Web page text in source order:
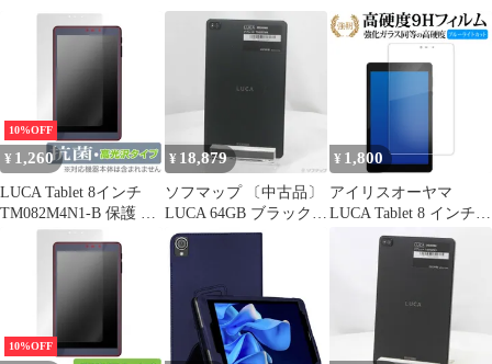
10%OFF
¥ 1,260
LUCA Tablet 8インチ
TM082M4N1-B 保護 フ
ィルム OverLay 抗菌
Brilliant for アイリス タ
ブレット ルカ Hydro
¥ 18,879
ソフマップ 〔中古品〕
LUCA 64GB ブラック
TM082M4N1-B Wi-
Fi【377】
¥ 1,800
アイリスオーヤマ
LUCA Tablet 8 インチ
TM082M4N1-B 液晶保
護 フィルム 強化ガラス
と 同等の 高硬度9H ブ
ルーライトカット クリ
ア光沢タイプ 改訂版
10%OFF